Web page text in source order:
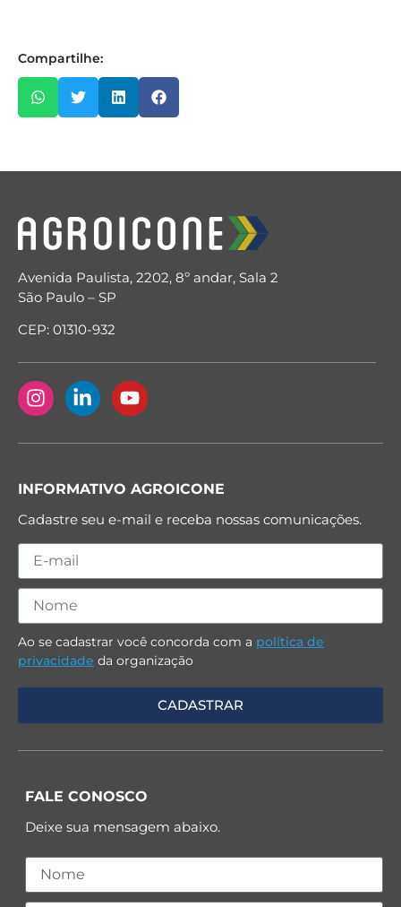
Compartilhe:
Avenida Paulista, 2202, 8º andar, Sala 2
São Paulo – SP
CEP: 01310-932
INFORMATIVO AGROICONE
Cadastre seu e-mail e receba nossas comunicações.
Ao se cadastrar você concorda com a política de
privacidade da organização
FALE CONOSCO
Deixe sua mensagem abaixo.